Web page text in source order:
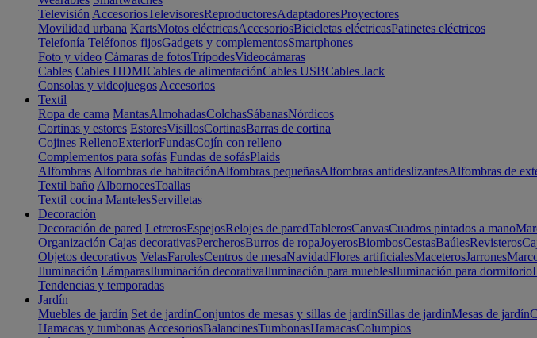
Televisión AccesoriosTelevisoresReproductoresAdaptadoresProyectores
Movilidad urbana KartsMotos eléctricasAccesoriosBicicletas eléctricasPatinetes eléctricos
Telefonía Teléfonos fijosGadgets y complementosSmartphones
Foto y vídeo Cámaras de fotosTrípodesVideocámaras
Cables Cables HDMICables de alimentaciónCables USBCables Jack
Consolas y videojuegos Accesorios
Textil
Ropa de cama MantasAlmohadasColchasSábanasNórdicos
Cortinas y estores EstoresVisillosCortinasBarras de cortina
Cojines RellenoExteriorFundasCojín con relleno
Complementos para sofás Fundas de sofásPlaids
Alfombras Alfombras de habitaciónAlfombras pequeñasAlfombras antideslizantesAlfombras de
Textil baño AlbornocesToallas
Textil cocina MantelesServilletas
Decoración
Decoración de pared LetrerosEspejosRelojes de paredTablerosCanvasCuadros pintados a mano
Organización Cajas decorativasPercherosBurros de ropaJoyerosBiombosCestasBaúlesRevisteros
Objetos decorativos VelasFarolesCentros de mesaNavidadFlores artificialesMaceterosJarrones
Iluminación LámparasIluminación decorativaIluminación para mueblesIluminación para dormitorio
Tendencias y temporadas
Jardín
Muebles de jardín Set de jardínConjuntos de mesas y sillas de jardínSillas de jardínMesas de jardín
Hamacas y tumbonas AccesoriosBalancinesTumbonasHamacasColumpios